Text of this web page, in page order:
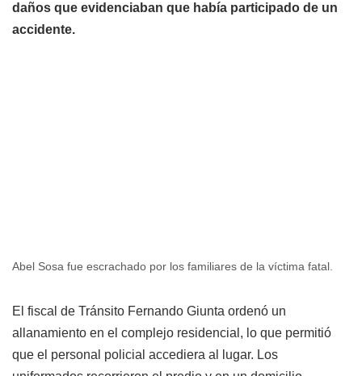
daños que evidenciaban que había participado de un
accidente.
Abel Sosa fue escrachado por los familiares de la víctima fatal.
El fiscal de Tránsito Fernando Giunta ordenó un
allanamiento en el complejo residencial, lo que permitió
que el personal policial accediera al lugar. Los